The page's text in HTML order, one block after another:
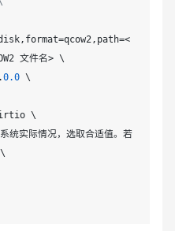
0.0
统实际情况，选取合适值。若